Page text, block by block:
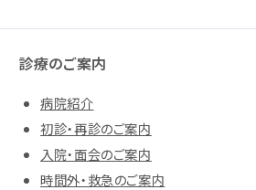
診療のご案内
病院紹介
初診・再診のご案内
入院・面会のご案内
時間外・救急のご案内